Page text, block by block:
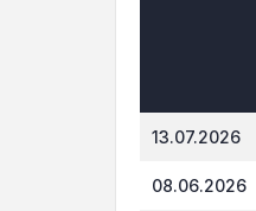
13.07.2026
08.06.2026